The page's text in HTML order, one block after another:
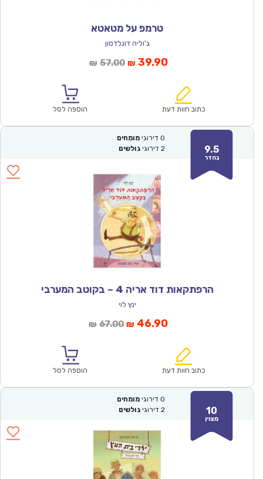
טרמפ על מטאטא
ג'וליה דונלדסון
₪ 57.00המחיר
₪57.00.
₪ 39.90המחיר
הוא:
כתוב חוות דעת הוספה לסל
9.5
נהדר
0 דירוגי מומחים
2 דירוגי גולשים
הרפתקאות דוד אריה 4 – בקוטב המערבי
ינץ לוי
₪ 67.00המחיר
₪67.00.
₪ 46.90המחיר
הוא:
כתוב חוות דעת הוספה לסל
10
מצוין
0 דירוגי מומחים
2 דירוגי גולשים